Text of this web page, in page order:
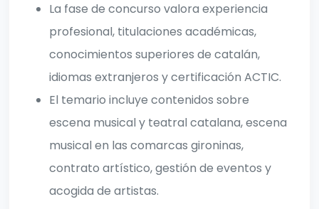
La fase de concurso valora experiencia
profesional, titulaciones académicas,
conocimientos superiores de catalán,
idiomas extranjeros y certificación ACTIC.
El temario incluye contenidos sobre
escena musical y teatral catalana, escena
musical en las comarcas gironinas,
contrato artístico, gestión de eventos y
acogida de artistas.